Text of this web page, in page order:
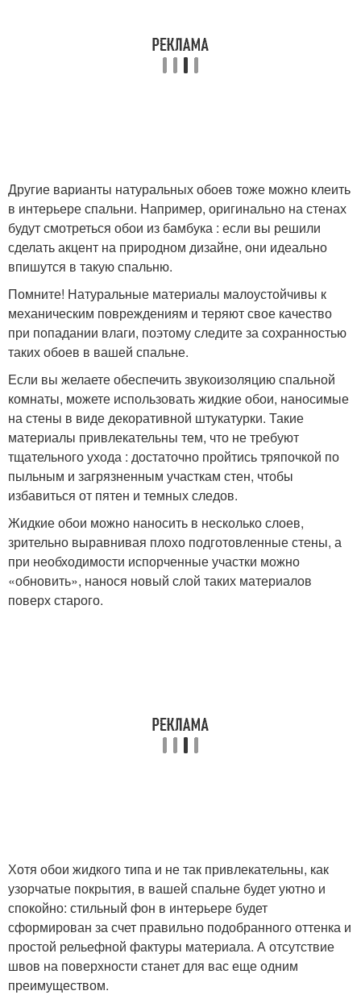
Другие варианты натуральных обоев тоже можно клеить
в интерьере спальни. Например, оригинально на стенах
будут смотреться обои из бамбука : если вы решили
сделать акцент на природном дизайне, они идеально
впишутся в такую спальню.
Помните! Натуральные материалы малоустойчивы к
механическим повреждениям и теряют свое качество
при попадании влаги, поэтому следите за сохранностью
таких обоев в вашей спальне.
Если вы желаете обеспечить звукоизоляцию спальной
комнаты, можете использовать жидкие обои, наносимые
на стены в виде декоративной штукатурки. Такие
материалы привлекательны тем, что не требуют
тщательного ухода : достаточно пройтись тряпочкой по
пыльным и загрязненным участкам стен, чтобы
избавиться от пятен и темных следов.
Жидкие обои можно наносить в несколько слоев,
зрительно выравнивая плохо подготовленные стены, а
при необходимости испорченные участки можно
«обновить», нанося новый слой таких материалов
поверх старого.
Хотя обои жидкого типа и не так привлекательны, как
узорчатые покрытия, в вашей спальне будет уютно и
спокойно: стильный фон в интерьере будет
сформирован за счет правильно подобранного оттенка и
простой рельефной фактуры материала. А отсутствие
швов на поверхности станет для вас еще одним
преимуществом.